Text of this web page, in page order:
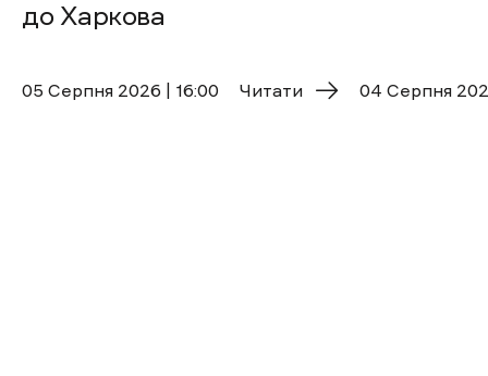
до Харкова
05 Cерпня 2026 | 16:00 Читати 04 Cерпня